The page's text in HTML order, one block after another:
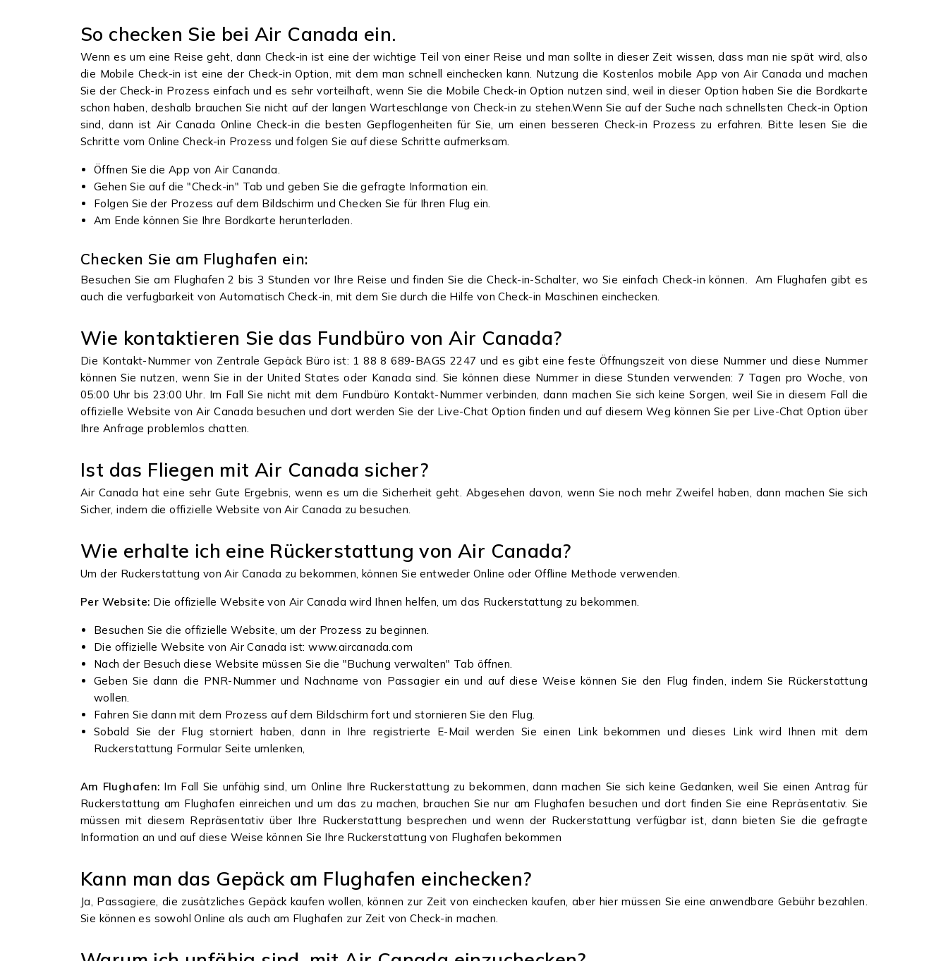
So checken Sie bei Air Canada ein.
Wenn es um eine Reise geht, dann Check-in ist eine der wichtige Teil von einer Reise und man sollte in dieser Zeit wissen, dass man nie spät wird, also
die Mobile Check-in ist eine der Check-in Option, mit dem man schnell einchecken kann. Nutzung die Kostenlos mobile App von Air Canada und machen
Sie der Check-in Prozess einfach und es sehr vorteilhaft, wenn Sie die Mobile Check-in Option nutzen sind, weil in dieser Option haben Sie die Bordkarte
schon haben, deshalb brauchen Sie nicht auf der langen Warteschlange von Check-in zu stehen.Wenn Sie auf der Suche nach schnellsten Check-in Option
sind, dann ist Air Canada Online Check-in die besten Gepflogenheiten für Sie, um einen besseren Check-in Prozess zu erfahren. Bitte lesen Sie die
Schritte vom Online Check-in Prozess und folgen Sie auf diese Schritte aufmerksam.
Öffnen Sie die App von Air Cananda.
Gehen Sie auf die "Check-in" Tab und geben Sie die gefragte Information ein.
Folgen Sie der Prozess auf dem Bildschirm und Checken Sie für Ihren Flug ein.
Am Ende können Sie Ihre Bordkarte herunterladen.
Checken Sie am Flughafen ein:
Besuchen Sie am Flughafen 2 bis 3 Stunden vor Ihre Reise und finden Sie die Check-in-Schalter, wo Sie einfach Check-in können. Am Flughafen gibt es
auch die verfugbarkeit von Automatisch Check-in, mit dem Sie durch die Hilfe von Check-in Maschinen einchecken.
Wie kontaktieren Sie das Fundbüro von Air Canada?
Die Kontakt-Nummer von Zentrale Gepäck Büro ist: 1 88 8 689-BAGS 2247 und es gibt eine feste Öffnungszeit von diese Nummer und diese Nummer
können Sie nutzen, wenn Sie in der United States oder Kanada sind. Sie können diese Nummer in diese Stunden verwenden: 7 Tagen pro Woche, von
05:00 Uhr bis 23:00 Uhr. Im Fall Sie nicht mit dem Fundbüro Kontakt-Nummer verbinden, dann machen Sie sich keine Sorgen, weil Sie in diesem Fall die
offizielle Website von Air Canada besuchen und dort werden Sie der Live-Chat Option finden und auf diesem Weg können Sie per Live-Chat Option über
Ihre Anfrage problemlos chatten.
Ist das Fliegen mit Air Canada sicher?
Air Canada hat eine sehr Gute Ergebnis, wenn es um die Sicherheit geht. Abgesehen davon, wenn Sie noch mehr Zweifel haben, dann machen Sie sich
Sicher, indem die offizielle Website von Air Canada zu besuchen.
Wie erhalte ich eine Rückerstattung von Air Canada?
Um der Ruckerstattung von Air Canada zu bekommen, können Sie entweder Online oder Offline Methode verwenden.
Per Website: Die offizielle Website von Air Canada wird Ihnen helfen, um das Ruckerstattung zu bekommen.
Besuchen Sie die offizielle Website, um der Prozess zu beginnen.
Die offizielle Website von Air Canada ist: www.aircanada.com
Nach der Besuch diese Website müssen Sie die "Buchung verwalten" Tab öffnen.
Geben Sie dann die PNR-Nummer und Nachname von Passagier ein und auf diese Weise können Sie den Flug finden, indem Sie Rückerstattung
wollen.
Fahren Sie dann mit dem Prozess auf dem Bildschirm fort und stornieren Sie den Flug.
Sobald Sie der Flug storniert haben, dann in Ihre registrierte E-Mail werden Sie einen Link bekommen und dieses Link wird Ihnen mit dem
Ruckerstattung Formular Seite umlenken,
Am Flughafen: Im Fall Sie unfähig sind, um Online Ihre Ruckerstattung zu bekommen, dann machen Sie sich keine Gedanken, weil Sie einen Antrag für
Ruckerstattung am Flughafen einreichen und um das zu machen, brauchen Sie nur am Flughafen besuchen und dort finden Sie eine Repräsentativ. Sie
müssen mit diesem Repräsentativ über Ihre Ruckerstattung besprechen und wenn der Ruckerstattung verfügbar ist, dann bieten Sie die gefragte
Information an und auf diese Weise können Sie Ihre Ruckerstattung von Flughafen bekommen
Kann man das Gepäck am Flughafen einchecken?
Ja, Passagiere, die zusätzliches Gepäck kaufen wollen, können zur Zeit von einchecken kaufen, aber hier müssen Sie eine anwendbare Gebühr bezahlen.
Sie können es sowohl Online als auch am Flughafen zur Zeit von Check-in machen.